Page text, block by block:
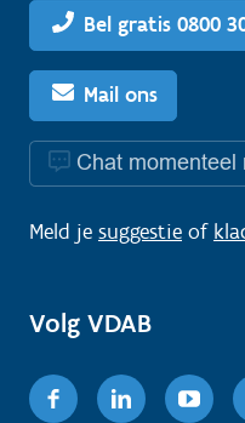
Bel gratis 0800
Mail ons
Chat momenteel
Meld je suggestie of
Volg VDAB
Facebook